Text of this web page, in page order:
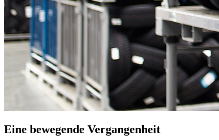
Eine bewegende Vergangenheit